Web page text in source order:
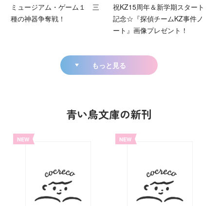
ミュージアム・ゲーム１ 三
種の神器争奪戦！
祝KZ15周年＆新学期スタート
記念☆『探偵チームKZ事件ノ
ート』画像プレゼント！
もっと見る
青い鳥文庫の新刊
NEW NEW